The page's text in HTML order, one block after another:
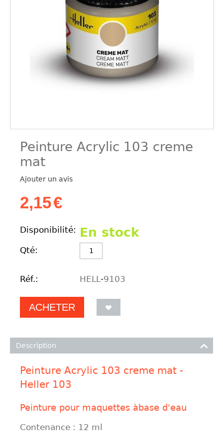
Peinture Acrylic 103 creme
mat
Ajouter un avis
2,15€
Disponibilité: En stock
Qté:
Réf.: HELL-9103
ACHETER
Description
Peinture Acrylic 103 creme mat -
Heller 103
Peinture pour maquettes àbase d'eau
Contenance : 12 ml